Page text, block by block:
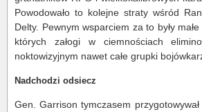
Powodowało to kolejne straty wśród
Delty. Pewnym wsparciem za to były małe
których załogi w ciemnościach
noktowizyjnym nawet całe grupki
Nadchodzi odsiecz
Gen. Garrison tymczasem przygotowywał